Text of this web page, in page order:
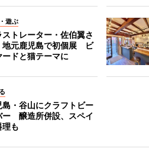
遊ぶ
ストレーター・佐伯翼さ
地元鹿児島で初個展 ビ
ードと猫テーマに
島・谷山にクラフトビー
ー 醸造所併設、スペイ
理も